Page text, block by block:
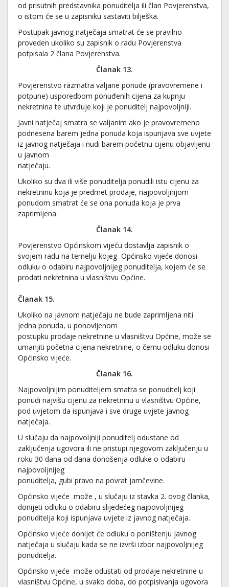
od prisutnih predstavnika ponuditelja ili član Povjerenstva,
o istom će se u zapisniku sastaviti bilješka.
Postupak javnog natječaja smatrat će se pravilno
proveden ukoliko su zapisnik o radu Povjerenstva
potpisala 2 člana Povjerenstva.
Članak 13.
Povjerenstvo razmatra valjane ponude (pravovremene i
potpune) usporedbom ponuđenih cijena za kupnju
nekretnina te utvrđuje koji je ponuditelj najpovoljniji.
Javni natječaj smatra se valjanim ako je pravovremeno
podnesena barem jedna ponuda koja ispunjava sve uvjete
iz javnog natječaja i nudi barem početnu cijenu objavljenu
u javnom
natječaju.
Ukoliko su dva ili više ponuditelja ponudili istu cijenu za
nekretninu koja je predmet prodaje, najpovoljnijom
ponudom smatrat će se ona ponuda koja je prva
zaprimljena.
Članak 14.
Povjerenstvo Općinskom vijeću dostavlja zapisnik o
svojem radu na temelju kojeg Općinsko vijeće donosi
odluku o odabiru najpovoljnijeg ponuditelja, kojem će se
prodati nekretnina u vlasništvu Općine.
Članak 15.
Ukoliko na javnom natječaju ne bude zaprimljena niti
jedna ponuda, u ponovljenom
postupku prodaje nekretnine u vlasništvu Općine, može se
umanjiti početna cijena nekretnine, o čemu odluku donosi
Općinsko vijeće.
Članak 16.
Najpovoljnijim ponuditeljem smatra se ponuditelj koji
ponudi najvišu cijenu za nekretninu u vlasništvu Općine,
pod uvjetom da ispunjava i sve druge uvjete javnog
natječaja.
U slučaju da najpovoljniji ponuditelj odustane od
zaključenja ugovora ili ne pristupi njegovom zaključenju u
roku 30 dana od dana donošenja odluke o odabiru
najpovoljnijeg
ponuditelja, gubi pravo na povrat jamčevine.
Općinsko vijeće može , u slučaju iz stavka 2. ovog članka,
donijeti odluku o odabiru slijedećeg najpovoljnijeg
ponuditelja koji ispunjava uvjete iz javnog natječaja.
Općinsko vijeće donijet će odluku o poništenju javnog
natječaja u slučaju kada se ne izvrši izbor najpovoljnijeg
ponuditelja.
Općinsko vijeće može odustati od prodaje nekretnine u
vlasništvu Općine, u svako doba, do potpisivanja ugovora